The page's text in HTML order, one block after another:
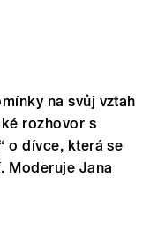
na svůj vztah
rozhovor s
o dívce, která se
Moderuje Jana